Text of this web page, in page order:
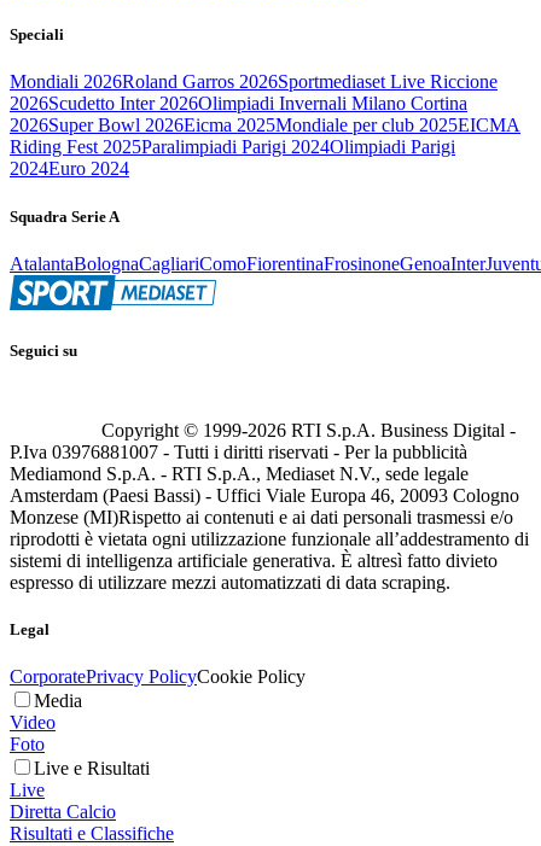
Speciali
Mondiali 2026Roland Garros 2026Sportmediaset Live Riccione
2026Scudetto Inter 2026Olimpiadi Invernali Milano Cortina
2026Super Bowl 2026Eicma 2025Mondiale per club 2025EICMA
Riding Fest 2025Paralimpiadi Parigi 2024Olimpiadi Parigi
2024Euro 2024
Squadra Serie A
AtalantaBolognaCagliariComoFiorentinaFrosinoneGenoaInter
Seguici su
Copyright © 1999-2026 RTI S.p.A. Business Digital -
P.Iva 03976881007 - Tutti i diritti riservati - Per la pubblicità
Mediamond S.p.A. - RTI S.p.A., Mediaset N.V., sede legale
Amsterdam (Paesi Bassi) - Uffici Viale Europa 46, 20093 Cologno
Monzese (MI)Rispetto ai contenuti e ai dati personali trasmessi e/o
riprodotti è vietata ogni utilizzazione funzionale all’addestramento di
sistemi di intelligenza artificiale generativa. È altresì fatto divieto
espresso di utilizzare mezzi automatizzati di data scraping.
Legal
CorporatePrivacy PolicyCookie Policy
Media
Video
Foto
Live e Risultati
Live
Diretta Calcio
Risultati e Classifiche